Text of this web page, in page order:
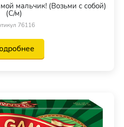
мальчик! (Возьми с собой)
(С/м)
76116